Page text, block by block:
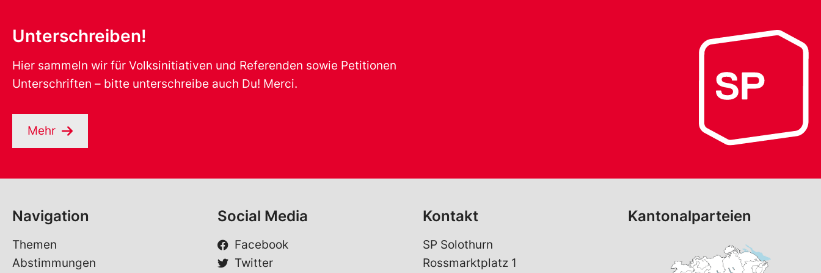
Unterschreiben!
Hier sammeln wir für Volksinitiativen und Referenden sowie Petitionen
Unterschriften – bitte unterschreibe auch Du! Merci.
Mehr
Navigation
Themen
Abstimmungen
Social Media
Facebook
Twitter
Kontakt
SP Solothurn
Rossmarktplatz 1
Kantonalparteien